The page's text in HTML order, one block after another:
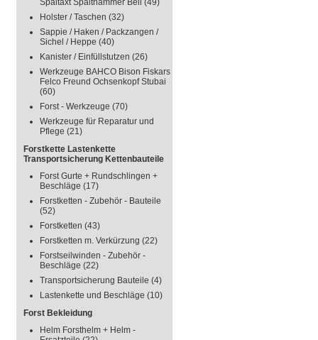
Spaltaxt Spalthammer Beil (49)
Holster / Taschen (32)
Sappie / Haken / Packzangen /
Sichel / Heppe (40)
Kanister / Einfüllstutzen (26)
Werkzeuge BAHCO Bison Fiskars
Felco Freund Ochsenkopf Stubai
(60)
Forst - Werkzeuge (70)
Werkzeuge für Reparatur und
Pflege (21)
Forstkette Lastenkette
Transportsicherung Kettenbauteile
Forst Gurte + Rundschlingen +
Beschläge (17)
Forstketten - Zubehör - Bauteile
(52)
Forstketten (43)
Forstketten m. Verkürzung (22)
Forstseilwinden - Zubehör -
Beschläge (22)
Transportsicherung Bauteile (4)
Lastenkette und Beschläge (10)
Forst Bekleidung
Helm Forsthelm + Helm -